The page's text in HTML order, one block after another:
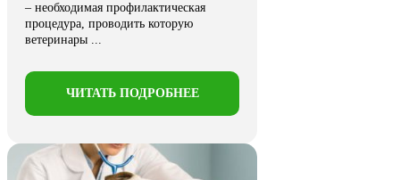
– необходимая профилактическая
процедура, проводить которую
ветеринары ...
ЧИТАТЬ ПОДРОБНЕЕ